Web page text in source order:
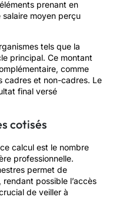
prenant en
moyen perçu
tels que la
principal. Ce montant
comme
cadres et non-cadres. Le
final versé
cotisés
calcul est le nombre
professionnelle.
permet de
possible l’accès
de veiller à